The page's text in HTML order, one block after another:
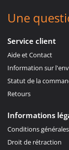
Une
Service client
Aide et Contact
Information sur
Statut de la
Retours
Informations
Conditions générales
Droit de rétraction